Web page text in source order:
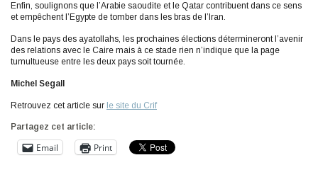
Enfin, soulignons que l’Arabie saoudite et le Qatar contribuent dans ce sens
et empêchent l’Egypte de tomber dans les bras de l’Iran.
Dans le pays des ayatollahs, les prochaines élections détermineront l’avenir
des relations avec le Caire mais à ce stade rien n’indique que la page
tumultueuse entre les deux pays soit tournée.
Michel Segall
Retrouvez cet article sur le site du Crif
Partagez cet article:
Email Print